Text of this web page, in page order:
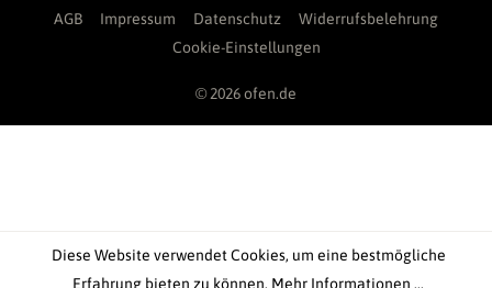
AGB Impressum Datenschutz
Widerrufsbelehrung
Cookie-Einstellungen
© 2026 ofen.de
Diese Website verwendet Cookies, um eine bestmögliche
Erfahrung bieten zu können. Mehr Informationen ...